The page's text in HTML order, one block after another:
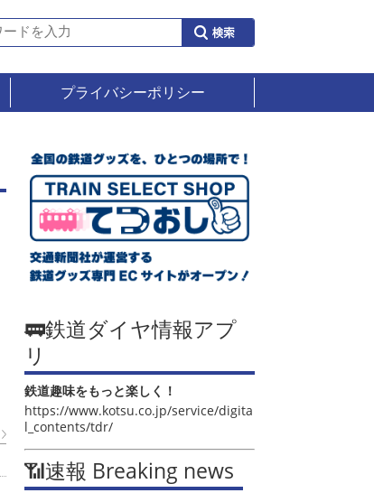
プライバシーポリシー
🚃鉄道ダイヤ情報アプ
リ
鉄道趣味をもっと楽しく！
https://www.kotsu.co.jp/service/digita
l_contents/tdr/
📶速報 Breaking news